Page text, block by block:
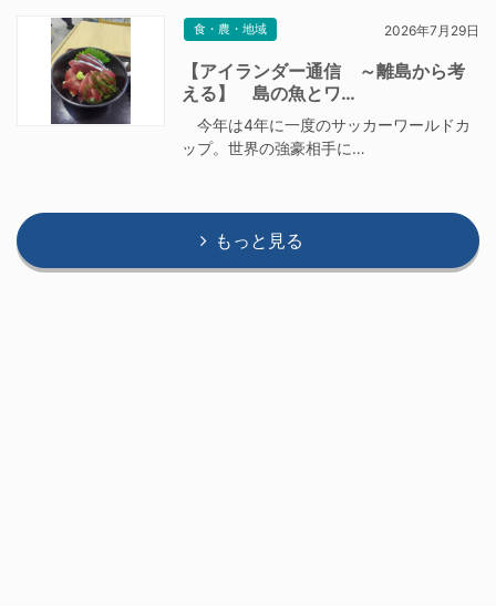
食・農・地域 2026年7月29日
【アイランダー通信 ～離島から考
える】 島の魚とワ…
今年は4年に一度のサッカーワールドカ
ップ。世界の強豪相手に…
もっと見る